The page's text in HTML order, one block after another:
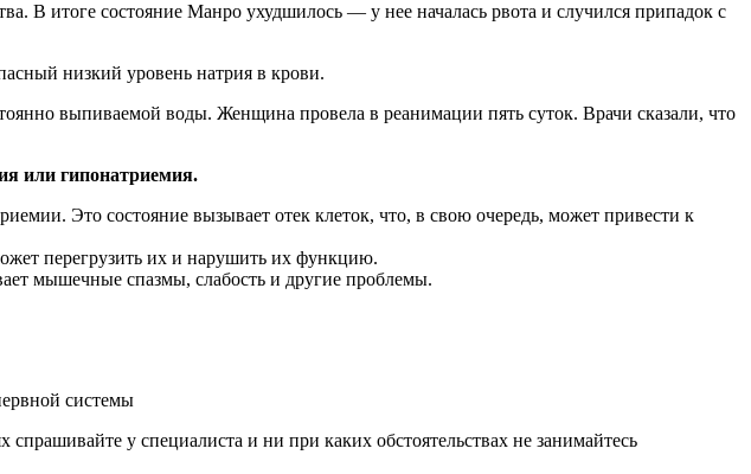
итоге состояние Манро ухудшилось — у нее началась рвота и случился припадок с
низкий уровень натрия в крови.
выпиваемой воды. Женщина провела в реанимации пять суток. Врачи сказали, что
или гипонатриемия.
Это состояние вызывает отек клеток, что, в свою очередь, может привести к
перегрузить их и нарушить их функцию.
мышечные спазмы, слабость и другие проблемы.
системы
у специалиста и ни при каких обстоятельствах не занимайтесь